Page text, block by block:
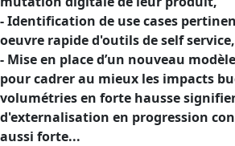
- Identification de use cases
oeuvre rapide d'outils de self
- Mise en place d’un nouveau
pour cadrer au mieux les impacts
volumétries en forte hausse
d'externalisation en progression
aussi forte...